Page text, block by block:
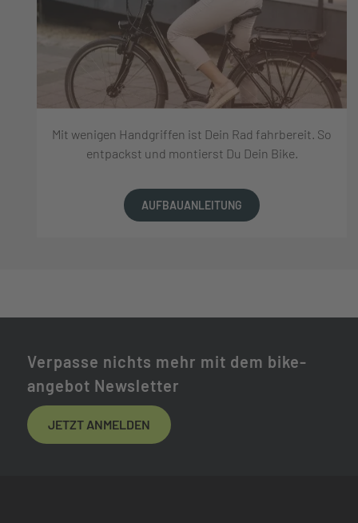
Mit wenigen Handgriffen ist Dein Rad fahrbereit. So
entpackst und montierst Du Dein Bike.
AUFBAUANLEITUNG
Verpasse nichts mehr mit dem bike-
angebot Newsletter
JETZT ANMELDEN